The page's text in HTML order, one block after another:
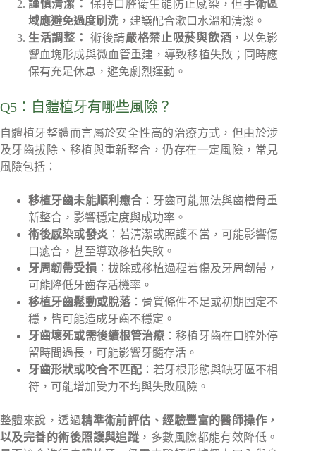
謹慎清潔： 保持口腔衛生能防止感染，但手術區
域應避免過度刷洗，建議配合漱口水溫和清潔。
生活調整：
術後請嚴格禁止吸菸與飲酒 ，以免影
響血塊形成與微血管重建，導致移植失敗；同時應
保有充足休息，避免劇烈運動。
Q5：自體植牙有哪些風險？
自體植牙整體而言屬於安全性高的治療方式，但由於涉
及牙齒拔除、移植與重新整合，仍存在一定風險，常見
風險包括：
移植牙齒未能順利癒合 ：牙齒可能無法與齒槽骨重
新整合，影響穩定度與成功率。
術後感染或發炎 ：若清潔或照護不當，可能影響傷
口癒合，甚至導致移植失敗。
牙周韌帶受損：拔除或移植過程若傷及牙周韌帶，
可能降低牙齒存活機率。
移植牙齒鬆動或脫落：骨質條件不足或初期固定不
穩，皆可能造成牙齒不穩定。
牙齒壞死或需後續根管治療 ：移植牙齒在口腔外停
留時間過長，可能影響牙髓存活。
牙齒形狀或咬合不匹配 ：若牙根形態與缺牙區不相
符，可能增加受力不均與失敗風險。
整體來說，透過精準術前評估、經驗豐富的醫師操作，
以及完善的術後照護與追蹤 ，多數風險都能有效降低。